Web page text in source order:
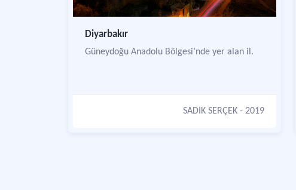
Diyarbakır
Güneydoğu Anadolu Bölgesi’nde yer alan il.
SADIK SERÇEK - 2019